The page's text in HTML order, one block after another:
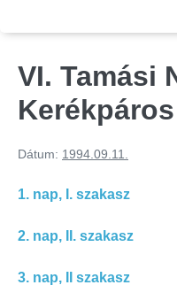
VI. Tamási
Dátum: 1994.09.11.
1. nap, I. szakasz
2. nap, II. szakasz
3. nap, II szakasz